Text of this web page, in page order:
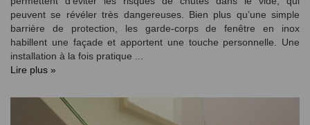
peuvent se révéler très dangereuses. Bien plus qu’une simple
barrière de protection, les garde-corps de fenêtre en inox
habillent une façade et apportent une touche personnelle. Une
installation à la fois pratique ...
Lire plus »